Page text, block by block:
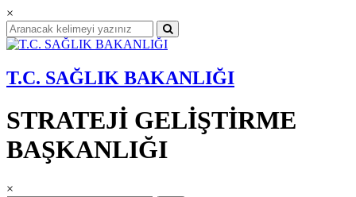
×
T.C. SAĞLIK BAKANLIĞI
STRATEJİ GELİŞTİRME
BAŞKANLIĞI
×